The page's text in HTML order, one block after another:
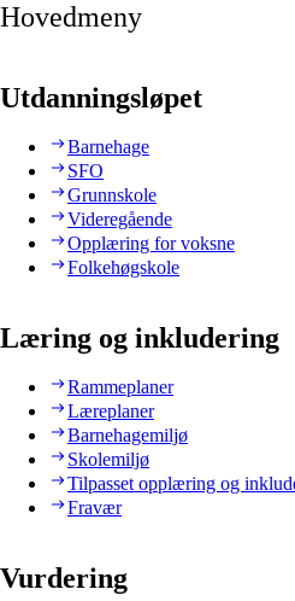
Hovedmeny
Utdanningsløpet
Barnehage
SFO
Grunnskole
Videregående
Opplæring for voksne
Folkehøgskole
Læring og inkludering
Rammeplaner
Læreplaner
Barnehagemiljø
Skolemiljø
Tilpasset opplæring og
Fravær
Vurdering